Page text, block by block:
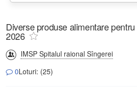
Diverse produse alimentare
2026
IMSP Spitalul raional Sîngerei
0Loturi: (25)